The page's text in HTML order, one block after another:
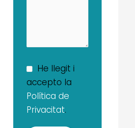
He llegit i
accepto la
Política de
Privacitat.